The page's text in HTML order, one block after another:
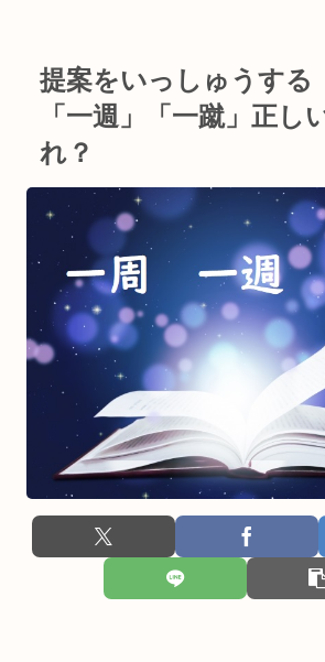
提案をいっしゅうする
「一週」「一蹴」正し
れ？